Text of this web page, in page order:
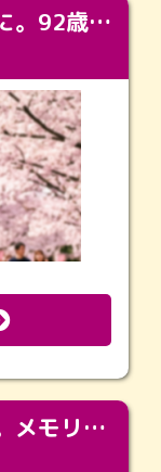
同窓会のように、なごやかに。92歳の旅立ちを彩った、再会と感謝の場
急な依頼にも寄り添う対応。メモリアルコーナーで振り返る大切な日々